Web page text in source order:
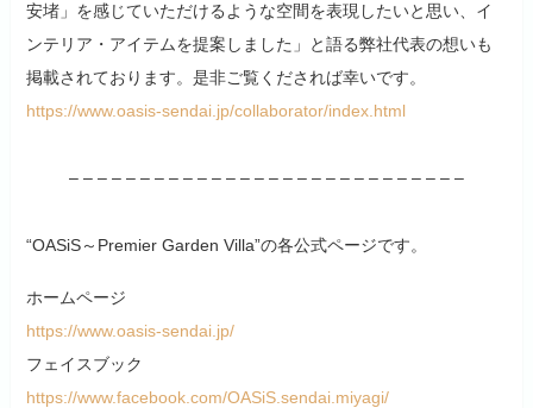
安堵」を感じていただけるような空間を表現したいと思い、イ
ンテリア・アイテムを提案しました」と語る弊社代表の想いも
掲載されております。是非ご覧くだされば幸いです。
https://www.oasis-sendai.jp/collaborator/index.html
– – – – – – – – – – – – – – – – – – – – – – – – – – – –
“OASiS～Premier Garden Villa”の各公式ページです。
ホームページ
https://www.oasis-sendai.jp/
フェイスブック
https://www.facebook.com/OASiS.sendai.miyagi/